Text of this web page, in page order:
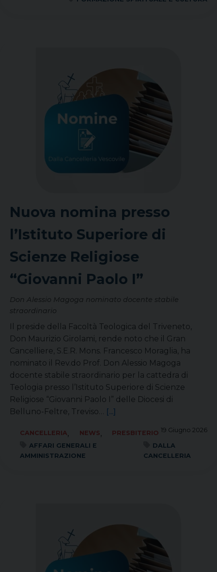
Nuova nomina presso
l’Istituto Superiore di
Scienze Religiose
“Giovanni Paolo I”
Don Alessio Magoga nominato docente stabile
straordinario
Il preside della Facoltà Teologica del Triveneto,
Don Maurizio Girolami, rende noto che il Gran
Cancelliere, S.E.R. Mons. Francesco Moraglia, ha
nominato il Rev.do Prof. Don Alessio Magoga
docente stabile straordinario per la cattedra di
Teologia presso l’Istituto Superiore di Scienze
Religiose “Giovanni Paolo I” delle Diocesi di
Belluno-Feltre, Treviso… [...]
19 Giugno 2026
CANCELLERIA, NEWS,
PRESBITERIO
AFFARI GENERALI E
AMMINISTRAZIONE
DALLA
CANCELLERIA